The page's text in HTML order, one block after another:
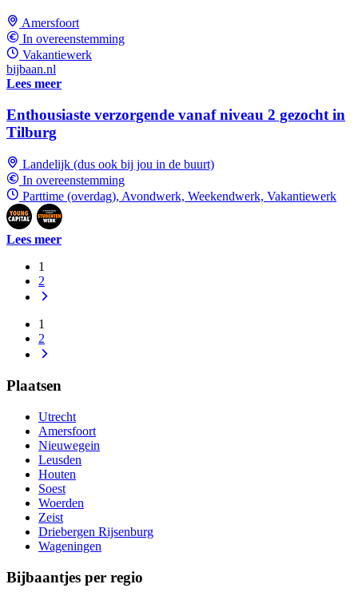
Amersfoort
In overeenstemming
Vakantiewerk
bijbaan.nl
Lees meer
Enthousiaste verzorgende vanaf niveau 2 gezocht in
Tilburg
Landelijk (dus ook bij jou in de buurt)
In overeenstemming
Parttime (overdag), Avondwerk, Weekendwerk, Vakantiewerk
Lees meer
1
2
1
2
Plaatsen
Utrecht
Amersfoort
Nieuwegein
Leusden
Houten
Soest
Woerden
Zeist
Driebergen Rijsenburg
Wageningen
Bijbaantjes per regio